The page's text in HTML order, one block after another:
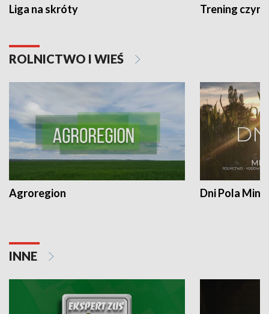
Liga na skróty Trening czyni
ROLNICTWO I WIEŚ
Agroregion Dni Pola
INNE